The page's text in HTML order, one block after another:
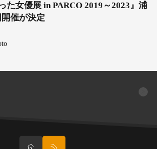
た女優展 in PARCO 2019～2023』浦
催が決定